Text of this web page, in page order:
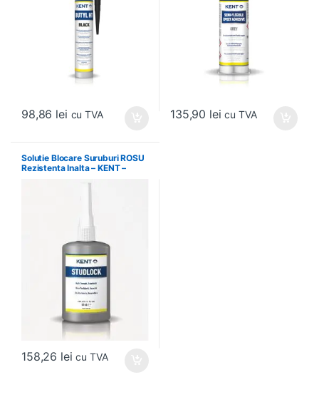
98,86 lei cu TVA 135,90 lei cu TVA
Solutie Blocare Suruburi ROSU
Rezistenta Inalta – KENT –
158,26 lei cu TVA